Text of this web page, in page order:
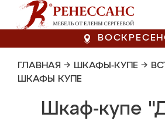
ГЛАВНАЯ → ШКАФЫ-КУПЕ →
ШКАФЫ КУПЕ
Шкаф-купе